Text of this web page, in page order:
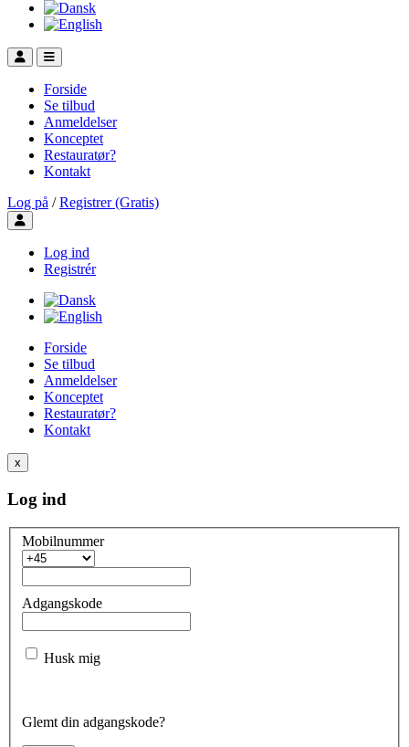
Forside
Se tilbud
Anmeldelser
Konceptet
Restauratør?
Kontakt
Log på / Registrer (Gratis)
Toggle user menu
Log ind
Registrér
Forside
Se tilbud
Anmeldelser
Konceptet
Restauratør?
Kontakt
x
Log ind
Mobilnummer
Adgangskode
Husk mig
Glemt din adgangskode?